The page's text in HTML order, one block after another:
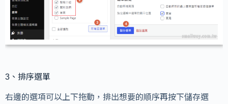
3、排序選單
右邊的選項可以上下拖動，排出想要的順序再按下儲存選